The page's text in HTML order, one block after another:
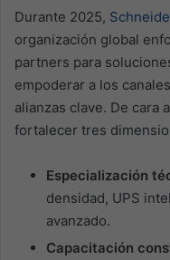
Durante 2025,
organización global
partners para
empoderar a los
alianzas clave. De cara
fortalecer tres
Especialización
densidad, UPS
avanzado.
Capacitación